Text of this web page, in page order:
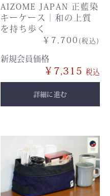
AIZOME JAPAN 正藍染
キーケース｜和の上質
を持ち歩く
￥7,700 (税込)
新規会員価格
￥7,315
詳細に進む